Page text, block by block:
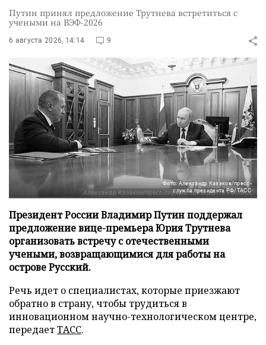
Путин принял предложение Трутнева встретиться с
учеными на ВЭФ-2026
6 августа 2026, 14:14 9
Фото: Александр Казаков/пресс-
служба президента РФ/ТАСС
Президент России Владимир Путин поддержал
предложение вице-премьера Юрия Трутнева
организовать встречу с отечественными
учеными, возвращающимися для работы на
острове Русский.
Речь идет о специалистах, которые приезжают
обратно в страну, чтобы трудиться в
инновационном научно-технологическом центре,
передаетТАСС.